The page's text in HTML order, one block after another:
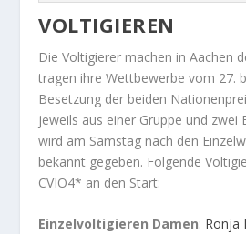
VOLTIGIEREN
Die Voltigierer machen in Aachen
tragen ihre Wettbewerbe vom 27.
Besetzung der beiden
jeweils aus einer Gruppe und zwei
wird am Samstag nach den
bekannt gegeben. Folgende
CVIO4* an den Start:
Einzelvoltigieren Damen: Ronja